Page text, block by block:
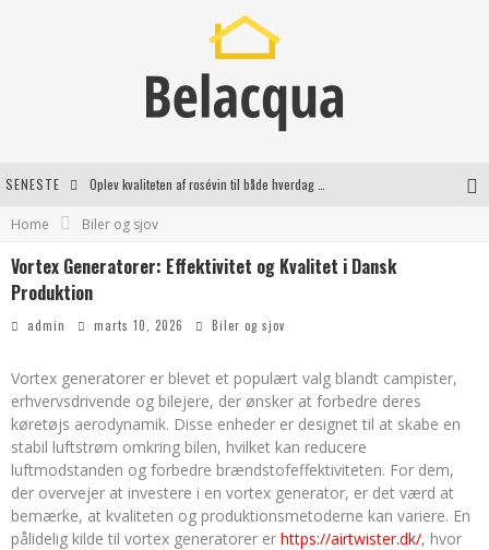
SENESTE
Find de bedste dame Vandresko til dit næste eventyr
Home Biler og sjov
Vortex Generatorer: Effektivitet og Kvalitet i Dansk
Produktion
admin marts 10, 2026 Biler og sjov
Vortex generatorer er blevet et populært valg blandt campister,
erhvervsdrivende og bilejere, der ønsker at forbedre deres
køretøjs aerodynamik. Disse enheder er designet til at skabe en
stabil luftstrøm omkring bilen, hvilket kan reducere
luftmodstanden og forbedre brændstofeffektiviteten. For dem,
der overvejer at investere i en vortex generator, er det værd at
bemærke, at kvaliteten og produktionsmetoderne kan variere. En
pålidelig kilde til vortex generatorer er https://airtwister.dk/, hvor